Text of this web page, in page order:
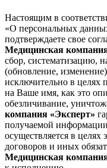
Настоящим в
«О персональных
подтверждаете свое
Медицинская
сбор, систематизацию,
(обновление,
исключительно в целях
на Ваше имя, как это
обезличивание,
компания «Эксперт»
получаемой
осуществляется в целях
договоров и иных
Медицинская